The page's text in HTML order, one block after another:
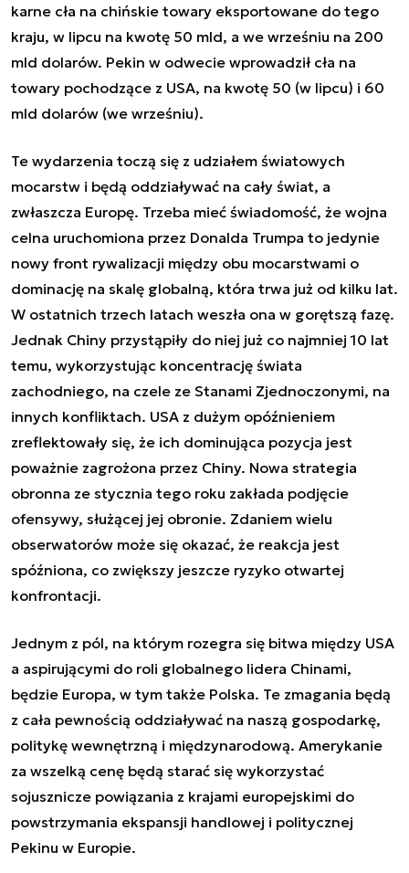
karne cła na chińskie towary eksportowane do tego
kraju, w lipcu na kwotę 50 mld, a we wrześniu na 200
mld dolarów. Pekin w odwecie wprowadził cła na
towary pochodzące z USA, na kwotę 50 (w lipcu) i 60
mld dolarów (we wrześniu).
Te wydarzenia toczą się z udziałem światowych
mocarstw i będą oddziaływać na cały świat, a
zwłaszcza Europę. Trzeba mieć świadomość, że wojna
celna uruchomiona przez Donalda Trumpa to jedynie
nowy front rywalizacji między obu mocarstwami o
dominację na skalę globalną, która trwa już od kilku lat.
W ostatnich trzech latach weszła ona w gorętszą fazę.
Jednak Chiny przystąpiły do niej już co najmniej 10 lat
temu, wykorzystując koncentrację świata
zachodniego, na czele ze Stanami Zjednoczonymi, na
innych konfliktach. USA z dużym opóźnieniem
zreflektowały się, że ich dominująca pozycja jest
poważnie zagrożona przez Chiny. Nowa strategia
obronna ze stycznia tego roku zakłada podjęcie
ofensywy, służącej jej obronie. Zdaniem wielu
obserwatorów może się okazać, że reakcja jest
spóźniona, co zwiększy jeszcze ryzyko otwartej
konfrontacji.
Jednym z pól, na którym rozegra się bitwa między USA
a aspirującymi do roli globalnego lidera Chinami,
będzie Europa, w tym także Polska. Te zmagania będą
z cała pewnością oddziaływać na naszą gospodarkę,
politykę wewnętrzną i międzynarodową. Amerykanie
za wszelką cenę będą starać się wykorzystać
sojusznicze powiązania z krajami europejskimi do
powstrzymania ekspansji handlowej i politycznej
Pekinu w Europie.